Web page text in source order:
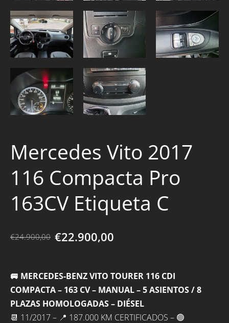
Mercedes Vito 2017
116 Compacta Pro
163CV Etiqueta C
€24.900,00 €22.900,00
🚐 MERCEDES-BENZ VITO TOURER 116 CDI
COMPACTA – 163 CV – MANUAL – 5 ASIENTOS / 8
PLAZAS HOMOLOGADAS – DIÉSEL
📆 11/2017 – 📍 187.000 KM CERTIFICADOS – 🟢